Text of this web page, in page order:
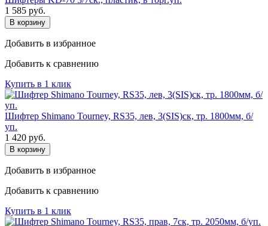
1 585 руб.
В корзину
Добавить в избранное
Добавить к сравнению
Купить в 1 клик
Шифтер Shimano Tourney, RS35, лев, 3(SIS)ск, тр. 1800мм, б/
уп.
1 420 руб.
В корзину
Добавить в избранное
Добавить к сравнению
Купить в 1 клик